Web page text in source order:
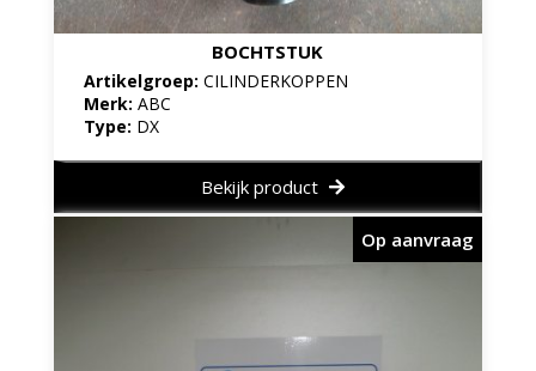
BOCHTSTUK
Artikelgroep: CILINDERKOPPEN
Merk: ABC
Type: DX
Bekijk product
Op aanvraag